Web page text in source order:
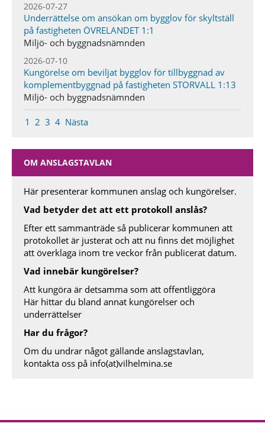
2026-07-27
Underrättelse om ansökan om bygglov för skyltställ
på fastigheten ÖVRELANDET 1:1
Miljö- och byggnadsnämnden
2026-07-10
Kungörelse om beviljat bygglov för tillbyggnad av
komplementbyggnad på fastigheten STORVALL 1:13
Miljö- och byggnadsnämnden
1 2 3 4 Nästa
OM ANSLAGSTAVLAN
Här presenterar kommunen anslag och kungörelser.
Vad betyder det att ett protokoll anslås?
Efter ett sammanträde så publicerar kommunen att
protokollet är justerat och att nu finns det möjlighet
att överklaga inom tre veckor från publicerat datum.
Vad innebär kungörelser?
Att kungöra är detsamma som att offentliggöra
Här hittar du bland annat kungörelser och
underrättelser
Har du frågor?
Om du undrar något gällande anslagstavlan,
kontakta oss på info(at)vilhelmina.se